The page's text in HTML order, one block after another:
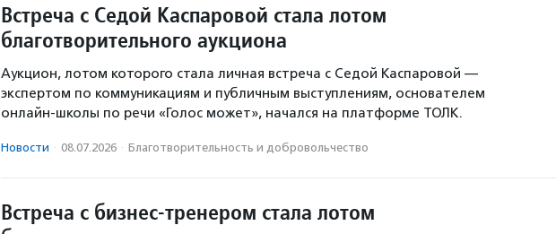
Встреча с Седой Каспаровой стала лотом
благотворительного аукциона
Аукцион, лотом которого стала личная встреча с Седой Каспаровой —
экспертом по коммуникациям и публичным выступлениям, основателем
онлайн-школы по речи «Голос может», начался на платформе ТОЛК.
Новости · 08.07.2026 · Благотвори­тель­ность и доброволь­чест­во
Встреча с бизнес-тренером стала лотом